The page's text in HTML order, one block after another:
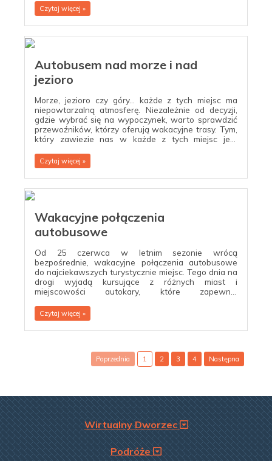
między innymi do Krynicy Morskiej. Jeżeli zdecydujesz
się na tę miejscowość, to poza Morzem Bałtyckim
mamy możliwość wejścia na Wielbłądzi Grzbiet –
najwyższa wydma na Mierzei Wiślanej.
Czytaj więcej »
Autobusem nad morze i nad
jezioro
Morze, jezioro czy góry… każde z tych miejsc ma
niepowtarzalną atmosferę. Niezależnie od decyzji,
gdzie wybrać się na wypoczynek, warto sprawdzić
przewoźników, którzy oferują wakacyjne trasy. Tym,
który zawiezie nas w każde z tych miejsc jest
trasach długookresową sprzedaż, umożliwiając
podróżnym kupowanie biletów już teraz.Sprawdź
połączenia i zaplanuj wakacje.
Czytaj więcej »
Wakacyjne połączenia
autobusowe
Od 25 czerwca w letnim sezonie wrócą
bezpośrednie, wakacyjne połączenia autobusowe
do najciekawszych turystycznie miejsc. Tego dnia na
drogi wyjadą kursujące z różnych miast i
miejscowości autokary, które zapewnią
Mazury.
Czytaj więcej »
Poprzednia 1 2 3 4 Następna
Wirtualny Dworzec
Podróże